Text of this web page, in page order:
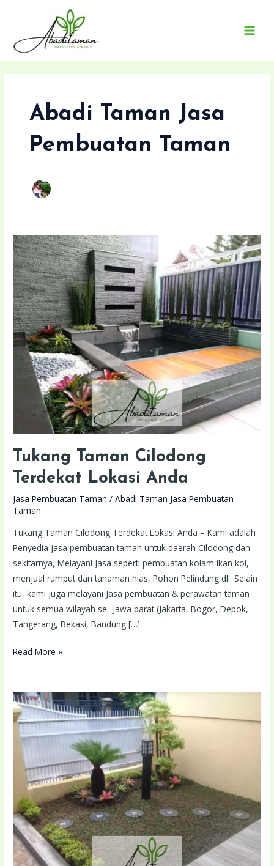
konten
Abadi Taman Jasa
Pembuatan Taman
Tukang Taman Cilodong
Terdekat Lokasi Anda
Jasa Pembuatan Taman /Abadi Taman Jasa Pembuatan
Taman
Tukang Taman Cilodong Terdekat Lokasi Anda – Kami adalah
Penyedia jasa pembuatan taman untuk daerah Cilodong dan
sekitarnya, Melayani Jasa seperti pembuatan kolam ikan koi,
menjual rumput dan tanaman hias, Pohon Pelindung dll. Selain
itu, kami juga melayani Jasa pembuatan & perawatan taman
untuk semua wilayah se- Jawa barat (Jakarta, Bogor, Depok,
Tangerang, Bekasi, Bandung […]
Tukang
Taman
Cilodong
Terdekat
Lokasi
Anda
Read More »
Tukang
Taman
Serang
Terdekat
Lokasi
Anda